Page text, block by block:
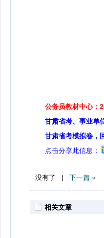
公务员教材中心：
甘肃省考、事业单
甘肃省考模拟卷，
点击分享此信息：
没有了 | 下一篇 »
相关文章